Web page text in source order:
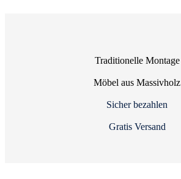
Traditionelle Montage
Möbel aus Massivholz
Sicher bezahlen
Gratis Versand